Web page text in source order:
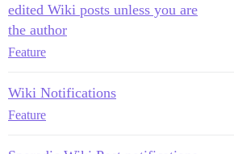
edited Wiki posts unless you are
the author
Feature
Wiki Notifications
Feature